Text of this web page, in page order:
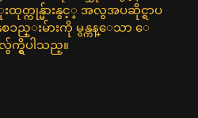
ထုတ္ကုန္မ်ားနွင့္ အလွအပဆိုင္ရာပ
ၥည္းမ်ားကို မွန္ကန္ေသာ ေ
က္ရွိပါသည္။